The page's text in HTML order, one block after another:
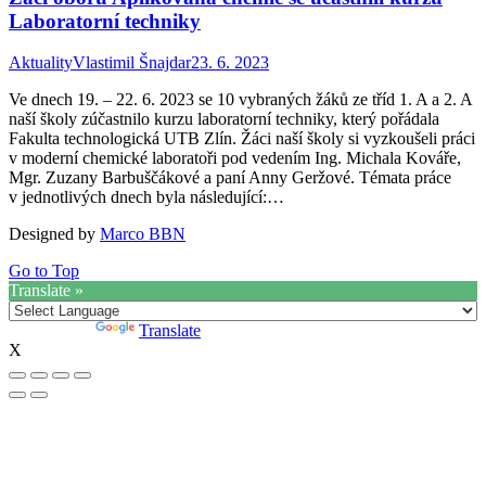
Laboratorní techniky
AktualityVlastimil Šnajdar23. 6. 2023
Ve dnech 19. – 22. 6. 2023 se 10 vybraných žáků ze tříd 1. A a 2. A
naší školy zúčastnilo kurzu laboratorní techniky, který pořádala
Fakulta technologická UTB Zlín. Žáci naší školy si vyzkoušeli práci
v moderní chemické laboratoři pod vedením Ing. Michala Kováře,
Mgr. Zuzany Barbuščákové a paní Anny Geržové. Témata práce
v jednotlivých dnech byla následující:…
Designed by Marco BBN
Go to Top
Translate »
Translate
X